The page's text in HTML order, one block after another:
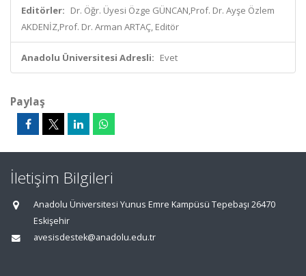
Editörler: Dr. Öğr. Üyesi Özge GÜNCAN,Prof. Dr. Ayşe Özlem
AKDENİZ,Prof. Dr. Arman ARTAÇ, Editör
Anadolu Üniversitesi Adresli: Evet
Paylaş
İletişim Bilgileri
Anadolu Üniversitesi Yunus Emre Kampüsü Tepebaşı 26470
Eskişehir
avesisdestek@anadolu.edu.tr